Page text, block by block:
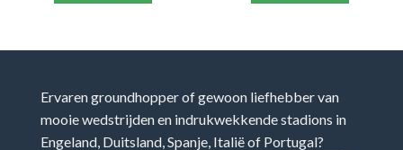
Ervaren groundhopper of gewoon liefhebber van
mooie wedstrijden en indrukwekkende stadions in
Engeland, Duitsland, Spanje, Italië of Portugal?